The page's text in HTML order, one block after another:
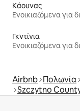
Κάουνας
Ενοικιαζόμενα για
Γκντίνια
Ενοικιαζόμενα για
Airbnb Πολωνία
Szczytno